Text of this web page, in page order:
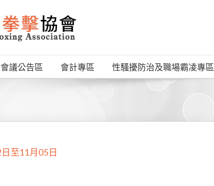
議公告區 會計專區 性騷擾防治及職場霸凌專區
至11月05日